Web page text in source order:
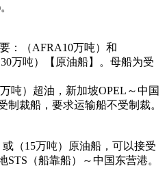
：（AFRA10万吨）和
万吨）【原油船】。母船为受
吨）超油，新加坡OPEL～中国
制裁船，要求运输船不受制裁。
（15万吨）原油船，可以接受
（船靠船）～中国东营港。